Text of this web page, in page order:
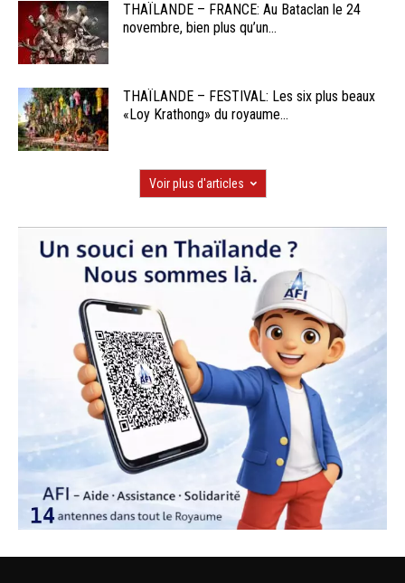
THAÏLANDE – FRANCE: Au Bataclan le 24
novembre, bien plus qu’un...
THAÏLANDE – FESTIVAL: Les six plus beaux
«Loy Krathong» du royaume...
Voir plus d'articles